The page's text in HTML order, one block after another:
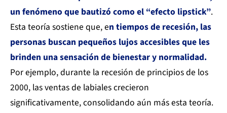
un fenómeno que bautizó como el “efecto lipstick”.
Esta teoría sostiene que, en tiempos de recesión, las
personas buscan pequeños lujos accesibles que les
brinden una sensación de bienestar y normalidad.
Por ejemplo, durante la recesión de principios de los
2000, las ventas de labiales crecieron
significativamente, consolidando aún más esta teoría.